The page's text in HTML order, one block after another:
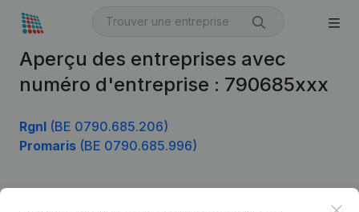
Aperçu des entreprises avec
numéro d'entreprise : 790685xxx
Rgnl (BE 0790.685.206)
Promaris (BE 0790.685.996)